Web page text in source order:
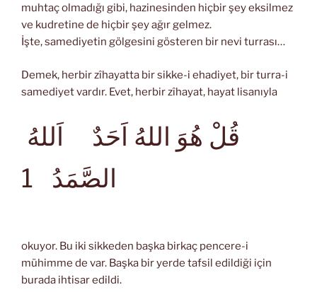
muhtaç olmadığı gibi, hazinesinden hiçbir şey eksilmez
ve kudretine de hiçbir şey ağır gelmez.
İşte, samediyetin gölgesini gösteren bir nevi turrası…
Demek, herbir zîhayatta bir sikke-i ehadiyet, bir turra-i
samediyet vardır. Evet, herbir zîhayat, hayat lisanıyla
الصَّمَدُ
okuyor. Bu iki sikkeden başka birkaç pencere-i
mühimme de var. Başka bir yerde tafsil edildiği için
burada ihtisar edildi.